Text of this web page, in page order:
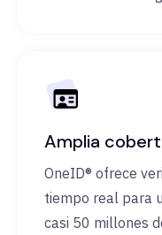
Amplia
OneID® ofrece
tiempo real para
casi 50 millones